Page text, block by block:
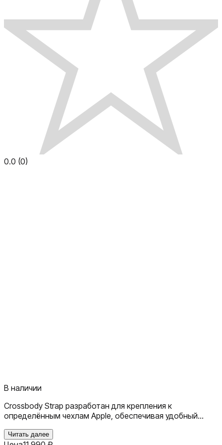
0.0 (0)
В наличии
Crossbody Strap разработан для крепления к
определённым чехлам Apple, обеспечивая удобный
изготовлен из 100% переработанных ПЭТ-нитей:
Читать далее